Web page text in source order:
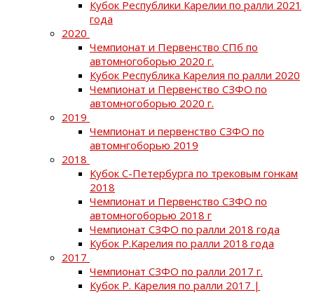
Кубок Республики Карелии по ралли 2021
года
2020
Чемпионат и Первенство СПб по
автомногоборью 2020 г.
Кубок Республика Карелия по ралли 2020
Чемпионат и Первенство СЗФО по
автомногоборью 2020 г.
2019
Чемпионат и первенство СЗФО по
автомнгоборью 2019
2018
Кубок С-Петербурга по трековым гонкам
2018
Чемпионат и Первенство СЗФО по
автомногоборью 2018 г
Чемпионат СЗФО по ралли 2018 года
Кубок Р.Карелия по ралли 2018 года
2017
Чемпионат СЗФО по ралли 2017 г.
Кубок Р. Карелия по ралли 2017 |